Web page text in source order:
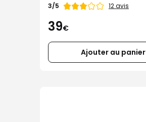
Note
3/5 12 avis
39€
Ajouter au panier